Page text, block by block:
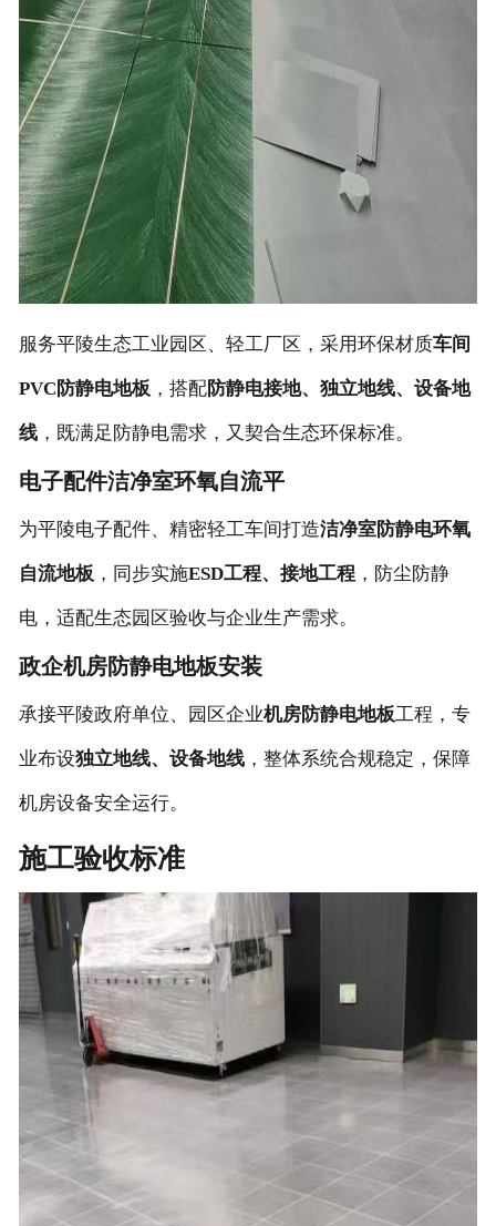
服务平陵生态工业园区、轻工厂区，采用环保材质车间
PVC防静电地板 ，搭配防静电接地、独立地线、设备地
线，既满足防静电需求，又契合生态环保标准。
电子配件洁净室环氧自流平
为平陵电子配件、精密轻工车间打造洁净室防静电环氧
自流地板 ，同步实施ESD工程、接地工程，防尘防静
电，适配生态园区验收与企业生产需求。
政企机房防静电地板安装
承接平陵政府单位、园区企业机房防静电地板工程，专
业布设独立地线、设备地线，整体系统合规稳定，保障
机房设备安全运行。
施工验收标准